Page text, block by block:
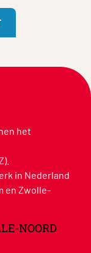
het
in Nederland
en Zwolle-
NOORD